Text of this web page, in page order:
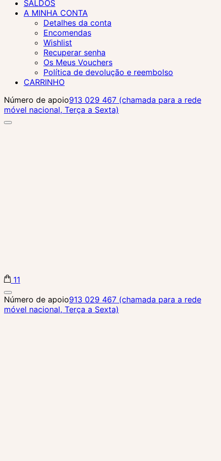
SALDOS
A MINHA CONTA
Detalhes da conta
Encomendas
Wishlist
Recuperar senha
Os Meus Vouchers
Política de devolução e reembolso
CARRINHO
Número de apoio913 029 467 (chamada para a rede
móvel nacional, Terça a Sexta)
Biba Concept Store
11
Número de apoio913 029 467 (chamada para a rede
móvel nacional, Terça a Sexta)